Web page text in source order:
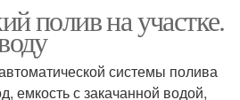
полив на участке.
системы полива
емкость с закачанной водой,